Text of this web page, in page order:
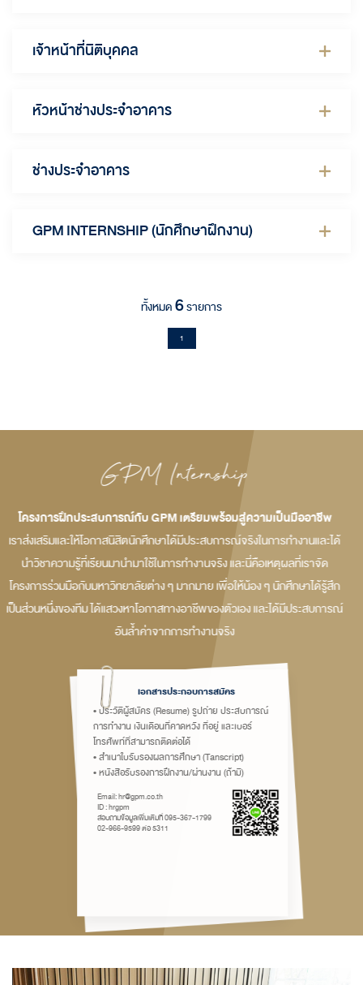
เจ้าหน้าที่นิติบุคคล
หัวหน้าช่างประจำอาคาร
ช่างประจำอาคาร
GPM INTERNSHIP (นักศึกษาฝึกงาน)
ทั้งหมด6รายการ
1
GPM Internship
โครงการฝึกประสบการณ์กับ GPM เตรียมพร้อมสู่ความเป็นมืออาชีพ
เราส่งเสริมและให้โอกาสนิสิตนักศึกษาได้มีประสบการณ์จริงในการทำงานและได้
นำวิชาความรู้ที่เรียนมานำมาใช้ในการทำงานจริง และนี่คือเหตุผลที่เราจัด
โครงการร่วมมือกับมหาวิทยาลัยต่าง ๆ มากมาย เพื่อให้น้อง ๆ นักศึกษาได้รู้สึก
เป็นส่วนหนึ่งของทีม ได้แสวงหาโอกาสทางอาชีพของตัวเอง และได้มีประสบการณ์
อันล้ำค่าจากการทำงานจริง
เอกสารประกอบการสมัคร
• ประวัติผู้สมัคร (Resume) รูปถ่าย ประสบการณ์
การทำงาน เงินเดือนที่คาดหวัง ที่อยู่ และเบอร์
โทรศัพท์ที่สามารถติดต่อได้
• สำเนาใบรับรองผลการศึกษา (Tanscript)
• หนังสือรับรองการฝึกงาน/ผ่านงาน (ถ้ามี)
Email: hr@gpm.co.th
ID : hrgpm
สอบถามข้อมูลเพิ่มเติมที่ 095-367-1799
02-966-9599 ต่อ 5311